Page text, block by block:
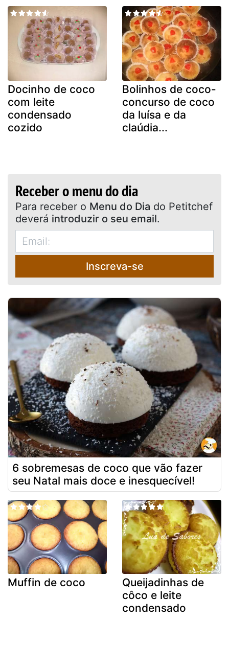
Docinho de coco
com leite
condensado
cozido
Bolinhos de coco-
concurso de coco
da luísa e da
claúdia...
Receber o menu do dia
Para receber o Menu do Dia do Petitchef
deverá introduzir o seu email.
Inscreva-se
6 sobremesas de coco que vão fazer
seu Natal mais doce e inesquecível!
Muffin de coco
Queijadinhas de
côco e leite
condensado